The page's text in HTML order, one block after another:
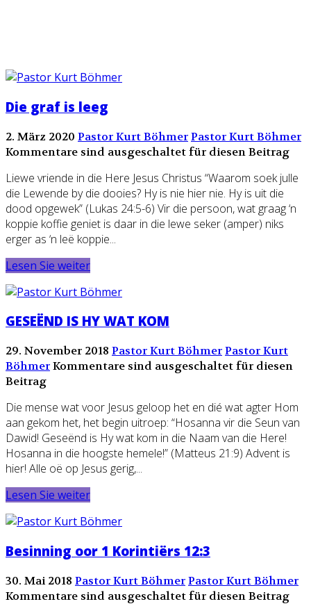
Die graf is leeg
2. März 2020 Pastor Kurt BöhmerPastor Kurt Böhmer
Kommentare sind ausgeschaltet für diesen Beitrag
Liewe vriende in die Here Jesus Christus “Waarom soek julle
die Lewende by die dooies? Hy is nie hier nie. Hy is uit die
dood opgewek” (Lukas 24:5-6) Vir die persoon, wat graag ‘n
koppie koffie geniet is daar in die lewe seker (amper) niks
erger as ‘n leë koppie...
Lesen Sie weiter
GESEËND IS HY WAT KOM
29. November 2018 Pastor Kurt BöhmerPastor Kurt
BöhmerKommentare sind ausgeschaltet für diesen
Beitrag
Die mense wat voor Jesus geloop het en dié wat agter Hom
aan gekom het, het begin uitroep: “Hosanna vir die Seun van
Dawid! Geseënd is Hy wat kom in die Naam van die Here!
Hosanna in die hoogste hemele!” (Matteus 21:9) Advent is
hier! Alle oë op Jesus gerig,...
Lesen Sie weiter
Besinning oor 1 Korintiërs 12:3
30. Mai 2018 Pastor Kurt BöhmerPastor Kurt Böhmer
Kommentare sind ausgeschaltet für diesen Beitrag